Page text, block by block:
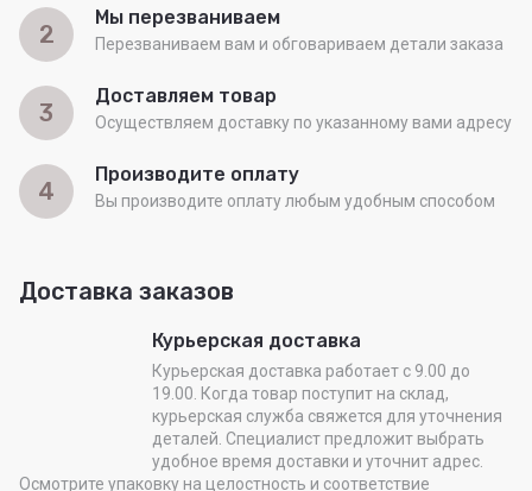
2
Мы перезваниваем
Перезваниваем вам и обговариваем детали заказа
3
Доставляем товар
Осуществляем доставку по указанному вами адресу
4
Производите оплату
Вы производите оплату любым удобным способом
Доставка заказов
Курьерская доставка
Курьерская доставка работает с 9.00 до
19.00. Когда товар поступит на склад,
курьерская служба свяжется для уточнения
деталей. Специалист предложит выбрать
удобное время доставки и уточнит адрес.
Осмотрите упаковку на целостность и соответствие